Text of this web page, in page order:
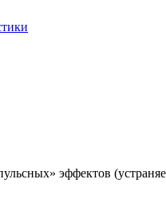
эффектов